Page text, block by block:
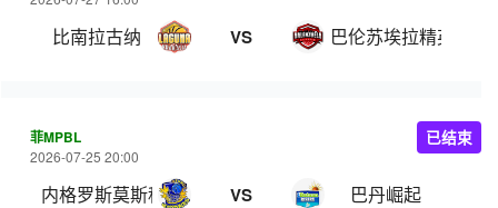
比南拉古纳 VS 巴伦苏埃拉精英
菲MPBL
2026-07-25 20:00
内格罗斯莫斯科瓦多斯 VS 巴丹崛起
已结束